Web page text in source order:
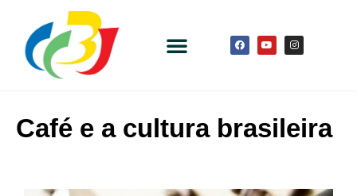
Café e a cultura brasileira